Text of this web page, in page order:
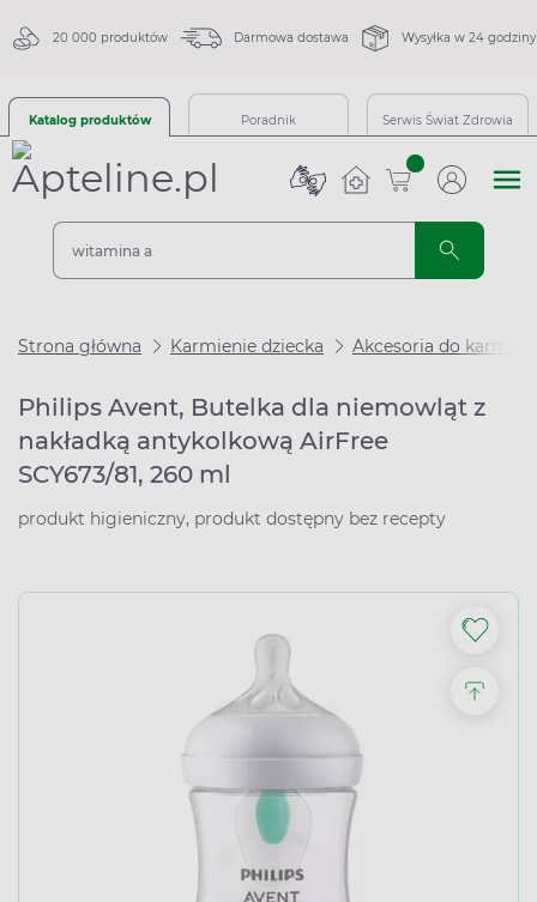
20 000 produktów Darmowa dostawa Wysyłka w 24 godziny
Katalog produktów Poradnik Serwis Świat Zdrowia
sztuk
Strona główna Karmienie dziecka Akcesoria do
Philips Avent, Butelka dla niemowląt z
nakładką antykolkową AirFree
SCY673/81, 260 ml
produkt higieniczny, produkt dostępny bez recepty